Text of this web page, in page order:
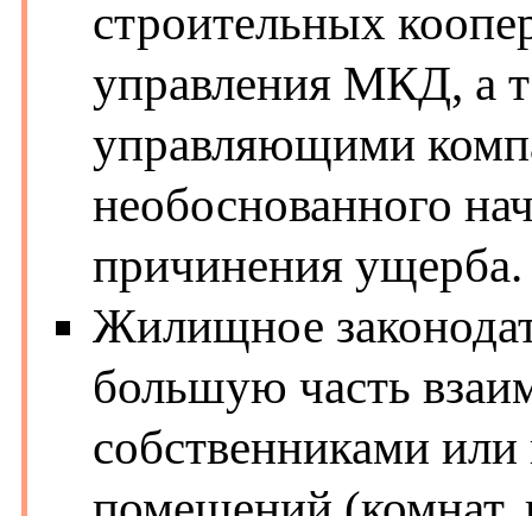
строительных
управления МКД, а
управляющими
необоснованного
причинения ущерба.
Жилищное
большую часть
собственниками